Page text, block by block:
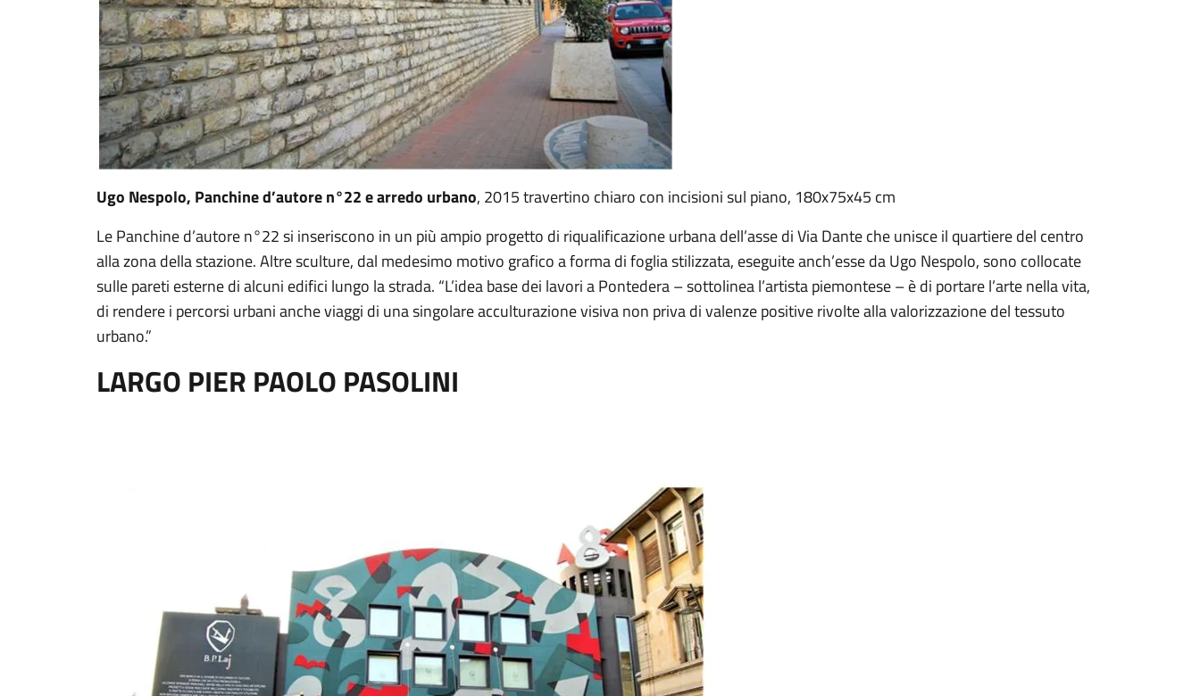
Ugo Nespolo, Panchine d’autore n°22 e arredo urbano, 2015 travertino chiaro con incisioni sul piano, 180x75x45 cm
Le Panchine d’autore n°22 si inseriscono in un più ampio progetto di riqualificazione urbana dell’asse di Via Dante che unisce il quartiere del centro
alla zona della stazione. Altre sculture, dal medesimo motivo grafico a forma di foglia stilizzata, eseguite anch’esse da Ugo Nespolo, sono collocate
sulle pareti esterne di alcuni edifici lungo la strada. “L’idea base dei lavori a Pontedera – sottolinea l’artista piemontese – è di portare l’arte nella vita,
di rendere i percorsi urbani anche viaggi di una singolare acculturazione visiva non priva di valenze positive rivolte alla valorizzazione del tessuto
urbano.”
LARGO PIER PAOLO PASOLINI